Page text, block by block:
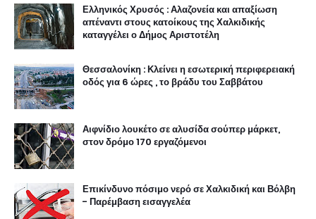
Ελληνικός Χρυσός : Αλαζονεία και απαξίωση
απέναντι στους κατοίκους της Χαλκιδικής
καταγγέλει ο Δήμος Αριστοτέλη
Θεσσαλονίκη : Κλείνει η εσωτερική περιφερειακή
οδός για 6 ώρες , το βράδυ του Σαββάτου
Αιφνίδιο λουκέτο σε αλυσίδα σούπερ μάρκετ,
στον δρόμο 170 εργαζόμενοι
Επικίνδυνο πόσιμο νερό σε Χαλκιδική και Βόλβη
- Παρέμβαση εισαγγελέα